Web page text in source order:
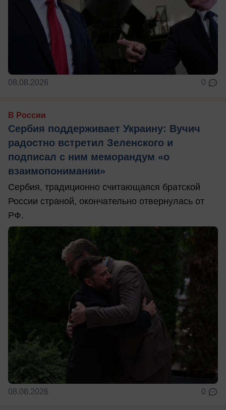
08.08.2026 0
В России
Сербия поддерживает Украину: Вучич
радостно встретил Зеленского и
подписал с ним меморандум «о
взаимопонимании»
Сербия, традиционно считающаяся братской
России страной, окончательно отвернулась от
РФ.
08.08.2026 0